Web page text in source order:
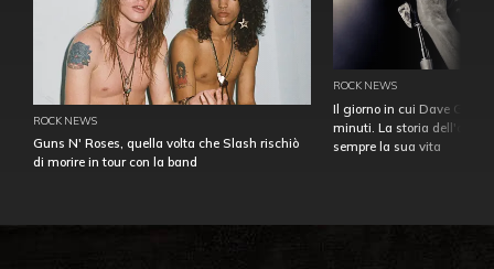
ROCK NEWS
Guns N' Roses, quella volta che Slash rischiò
di morire in tour con la band
ROCK NEWS
Il giorno in cui Dave
minuti. La storia
sempre la sua vita